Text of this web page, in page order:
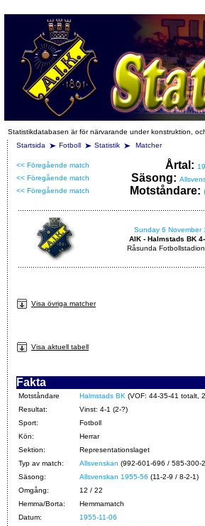
Statistikdatabasen är för närvarande under konstruktion,
Startsida
Fotboll Statistik Matcher
<< Föregående match Årtal:
<< Föregående match
Säsong:
<< Föregående match
Motståndare:
Sunday 6 November
AIK - Halmstads BK
Råsunda
Visa övriga matcher
Visa aktuell tabell
Fakta
Motståndare Halmstads BK (VOF: 44-35-41 totalt,
Resultat:
Vinst: 4-1 (2-?)
Sport:
Fotboll
Kön:
Herrar
Sektion:
Representationslaget
Typ av match:
Allsvenskan (992-601-696 / 585-300-
Säsong:
Allsvenskan 1955-56 (11-2-9 / 8-2-1)
Omgång:
12 / 22
Hemma/Borta:
Hemmamatch
Datum:
1955-11-06